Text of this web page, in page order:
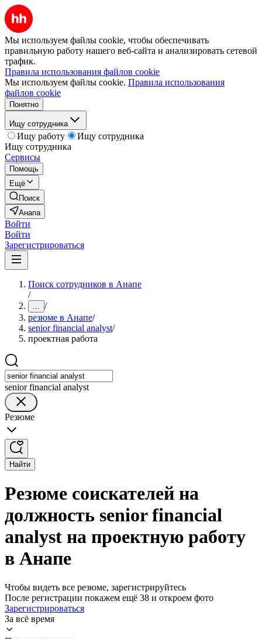
Мы используем файлы cookie, чтобы обеспечивать
правильную работу нашего веб-сайта и анализировать сетевой
трафик.
Правила использования файлов cookie
Мы используем файлы cookie. Правила использования
файлов cookie
Понятно
Ищу сотрудника
Ищу работу
Ищу сотрудника
Ищу сотрудника
Сервисы
Помощь
Ещё
Поиск
Анапа
Войти
Войти
Зарегистрироваться
Поиск сотрудников в Анапе
/
... /
резюме в Анапе/
senior financial analyst/
проектная работа
senior financial analyst
Резюме
Найти
Резюме соискателей на
должность senior financial
analyst на проектную работу
в Анапе
Чтобы видеть все резюме, зарегистрируйтесь
После регистрации покажем ещё 38 и откроем фото
Зарегистрироваться
За всё время